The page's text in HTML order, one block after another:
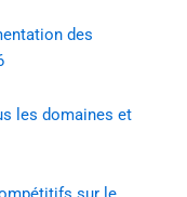
des
les domaines et